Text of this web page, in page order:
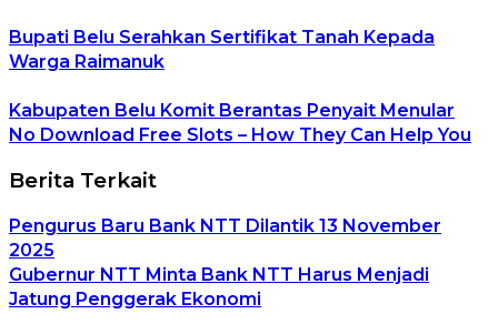
Bupati Belu Serahkan Sertifikat Tanah Kepada
Warga Raimanuk
Kabupaten Belu Komit Berantas Penyait Menular
No Download Free Slots – How They Can Help You
Berita Terkait
Pengurus Baru Bank NTT Dilantik 13 November
2025
Gubernur NTT Minta Bank NTT Harus Menjadi
Jatung Penggerak Ekonomi